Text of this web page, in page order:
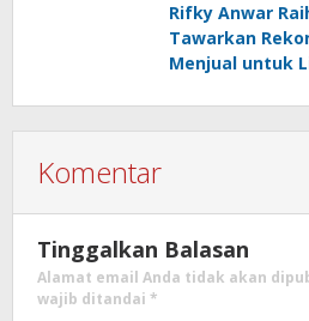
Rifky Anwar
Tawarkan
Menjual untuk
Komentar
Tinggalkan Balasan
Alamat email Anda tidak akan
wajib ditandai *